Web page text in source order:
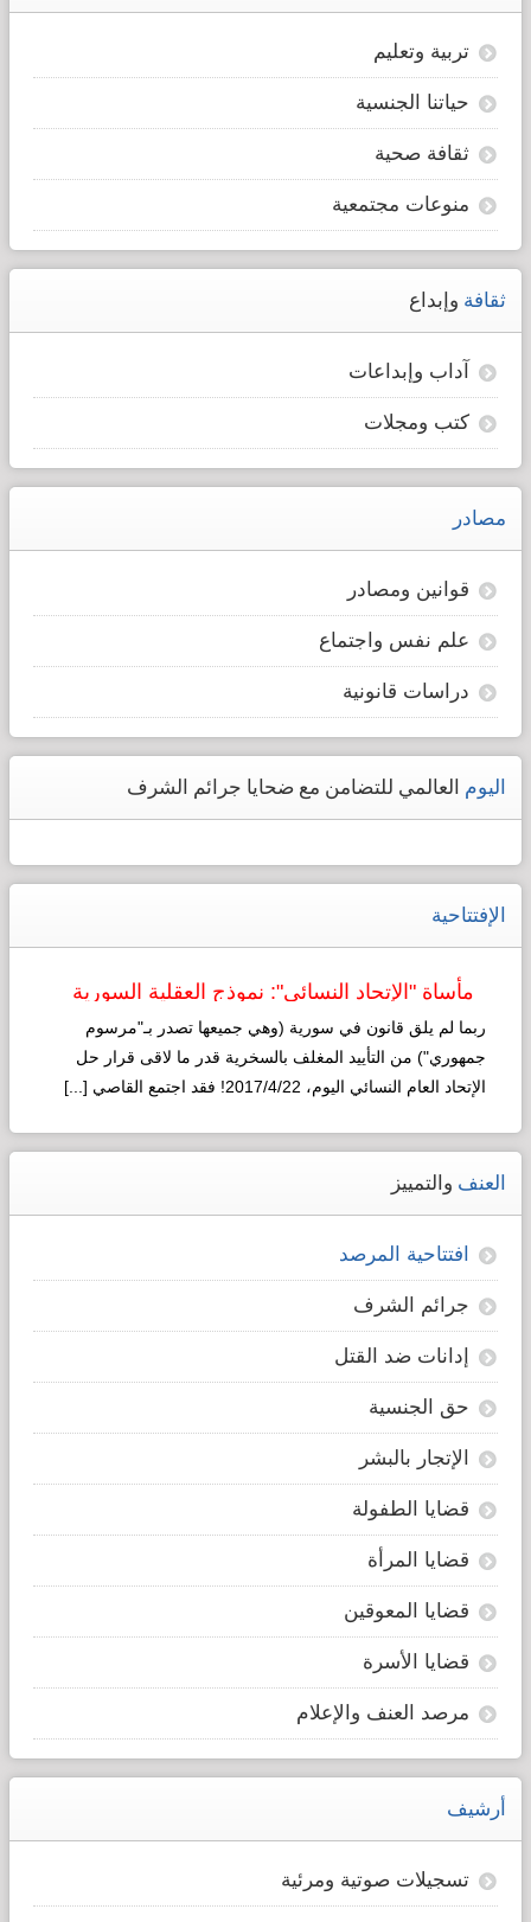
تربية وتعليم
حياتنا الجنسية
ثقافة صحية
منوعات مجتمعية
ثقافة وإبداع
آداب وإبداعات
كتب ومجلات
مصادر
قوانين ومصادر
علم نفس واجتماع
دراسات قانونية
اليوم العالمي للتضامن مع ضحايا جرائم الشرف
الإفتتاحية
مأساة "الإتحاد النسائي": نموذج العقلية السورية
لـ"التطوير"!
ربما لم يلق قانون في سورية (وهي جميعها تصدر بـ"مرسوم
جمهوري") من التأييد المغلف بالسخرية قدر ما لاقى قرار حل
الإتحاد العام النسائي اليوم، 2017/4/22! فقد اجتمع القاصي [...]
Read more...
العنف والتمييز
افتتاحية المرصد
جرائم الشرف
إدانات ضد القتل
حق الجنسية
الإتجار بالبشر
قضايا الطفولة
قضايا المرأة
قضايا المعوقين
قضايا الأسرة
مرصد العنف والإعلام
أرشيف
تسجيلات صوتية ومرئية